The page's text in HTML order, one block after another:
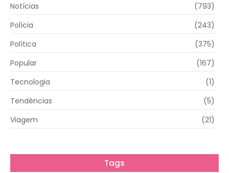
Notícias
(793)
Polícia
(243)
Política
(375)
Popular
(167)
Tecnologia
(1)
Tendências
(5)
Viagem
(21)
Tags